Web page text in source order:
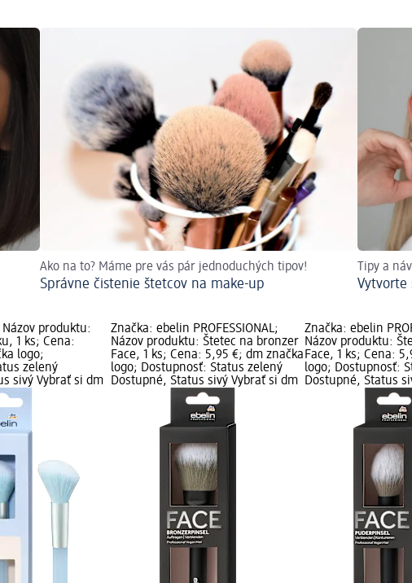
Ako na to? Máme pre vás pár jednoduchých tipov!
Správne čistenie štetcov na make-up
Tipy a
Vytvorte
produktu:
1 ks; Cena:
logo;
zelený
sivý Vybrať si dm
Značka: ebelin PROFESSIONAL;
Názov produktu: Štetec na bronzer
Face, 1 ks; Cena: 5,95 €; dm značka
logo; Dostupnosť: Status zelený
Dostupné, Status sivý Vybrať si dm
Značka: ebelin
Názov produktu:
Face, 1 ks; Cena:
logo; Dostupnosť:
Dostupné, Status